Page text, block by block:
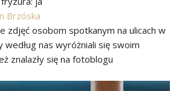
Brzóska
zdjęć osobom spotkanym na ulicach w
nas wyróżniali się swoim
znalazły się na fotoblogu